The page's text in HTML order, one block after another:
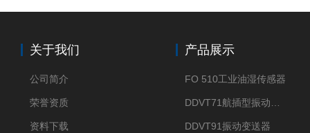
关于我们
公司简介
荣誉资质
资料下载
产品展示
FO 510工业油湿传感器
DDVT91振动变送器